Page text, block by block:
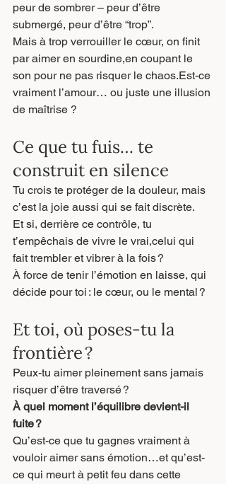
peur de sombrer – peur d’être
submergé, peur d’être “trop”.
Mais à trop verrouiller le cœur, on finit
par aimer en sourdine,en coupant le
son pour ne pas risquer le chaos.Est-ce
vraiment l’amour… ou juste une illusion
de maîtrise ?
Ce que tu fuis… te
construit en silence
Tu crois te protéger de la douleur, mais
c’est la joie aussi qui se fait discrète.
Et si, derrière ce contrôle, tu
t’empêchais de vivre le vrai,celui qui
fait trembler et vibrer à la fois ?
À force de tenir l’émotion en laisse, qui
décide pour toi : le cœur, ou le mental ?
Et toi, où poses-tu la
frontière ?
Peux-tu aimer pleinement sans jamais
risquer d’être traversé ?
À quel moment l’équilibre devient-il
fuite ?
Qu’est-ce que tu gagnes vraiment à
vouloir aimer sans émotion…et qu’est-
ce qui meurt à petit feu dans cette